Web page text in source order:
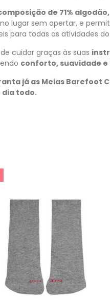
de 71%
lugar sem apertar, e
para todas as atividades
cuidar graças às suas
conforto, suavidade
já as Meias Barefoot
dia todo.